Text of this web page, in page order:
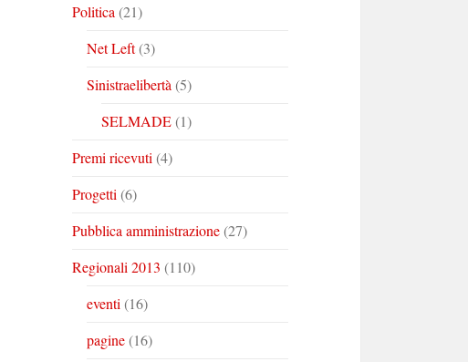
Politica (21)
Net Left(3)
Sinistraelibertà (5)
SELMADE(1)
Premi ricevuti (4)
Progetti (6)
Pubblica amministrazione(27)
Regionali 2013 (110)
eventi (16)
pagine(16)